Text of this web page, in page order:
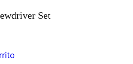
Set